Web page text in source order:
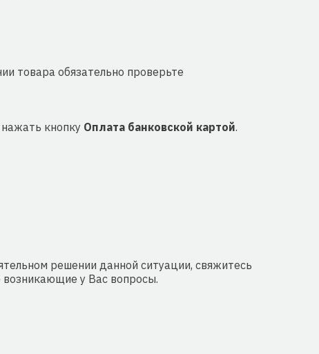
товара обязательно проверьте
кнопку Оплата банковской картой.
решении данной ситуации, свяжитесь
у Вас вопросы.